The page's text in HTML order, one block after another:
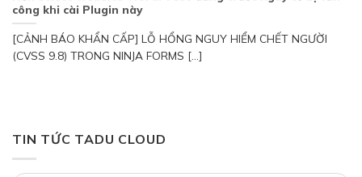
công khi cài Plugin này
[CẢNH BÁO KHẨN CẤP] LỖ HỔNG NGUY HIỂM CHẾT NGƯỜI
(CVSS 9.8) TRONG NINJA FORMS [...]
TIN TỨC TADU CLOUD